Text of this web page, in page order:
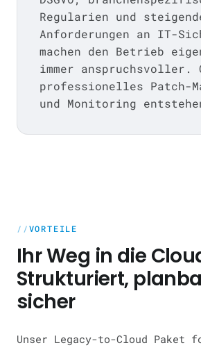
Regularien und
Anforderungen an IT-
machen den Betrieb
immer anspruchsvoller.
professionelles Patch-
und Monitoring
VORTEILE
Ihr Weg in die
Strukturiert,
sicher
Unser Legacy-to-Cloud Paket